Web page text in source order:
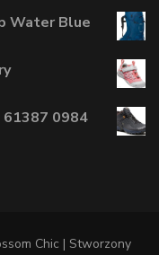
Water Blue
61387 0984
Chic | Stworzony